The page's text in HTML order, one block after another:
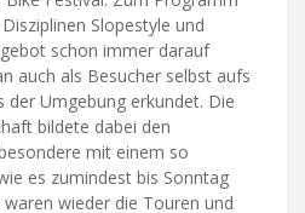
Slopestyle und
schon immer darauf
auch als Besucher selbst aufs
der Umgebung erkundet. Die
bildete dabei den
mit einem so
es zumindest bis Sonntag
wieder die Touren und